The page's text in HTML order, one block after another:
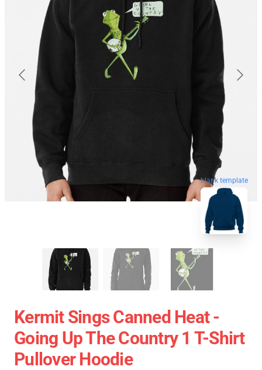
blank template
Kermit Sings Canned Heat -
Going Up The Country 1 T-Shirt
Pullover Hoodie